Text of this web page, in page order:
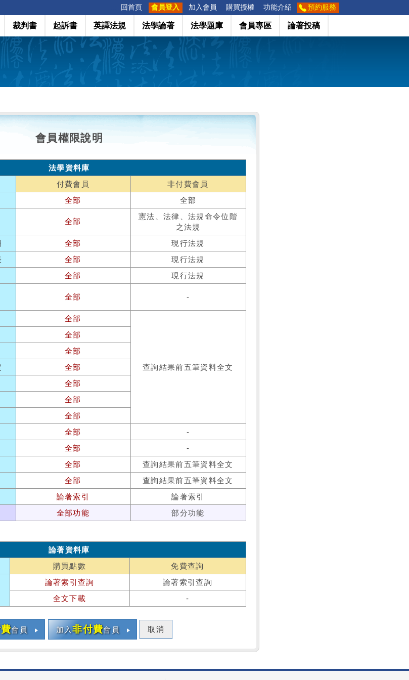
回首頁 會員登入 加入會員 購買授權 功能介紹 預約服務
裁判書 起訴書 英譯法規 法學論著 法學題庫 會員專區 論著投稿
會員權限說明
法學資料庫
付費會員
非付費會員
全部 全部
全部
憲法、法律、法規命令位階
之法規
全部
現行法規
全部
現行法規
全部
現行法規
全部 -
全部
查詢結果前五筆資料全文
全部
全部
全部
全部
全部
全部
全部
-
全部
-
全部
查詢結果前五筆資料全文
全部
查詢結果前五筆資料全文
論著索引
論著索引
全部功能 部分功能
論著資料庫
購買點數 免費查詢
論著索引查詢
論著索引查詢
全文下載
-
會員 加入非付費會員 取消